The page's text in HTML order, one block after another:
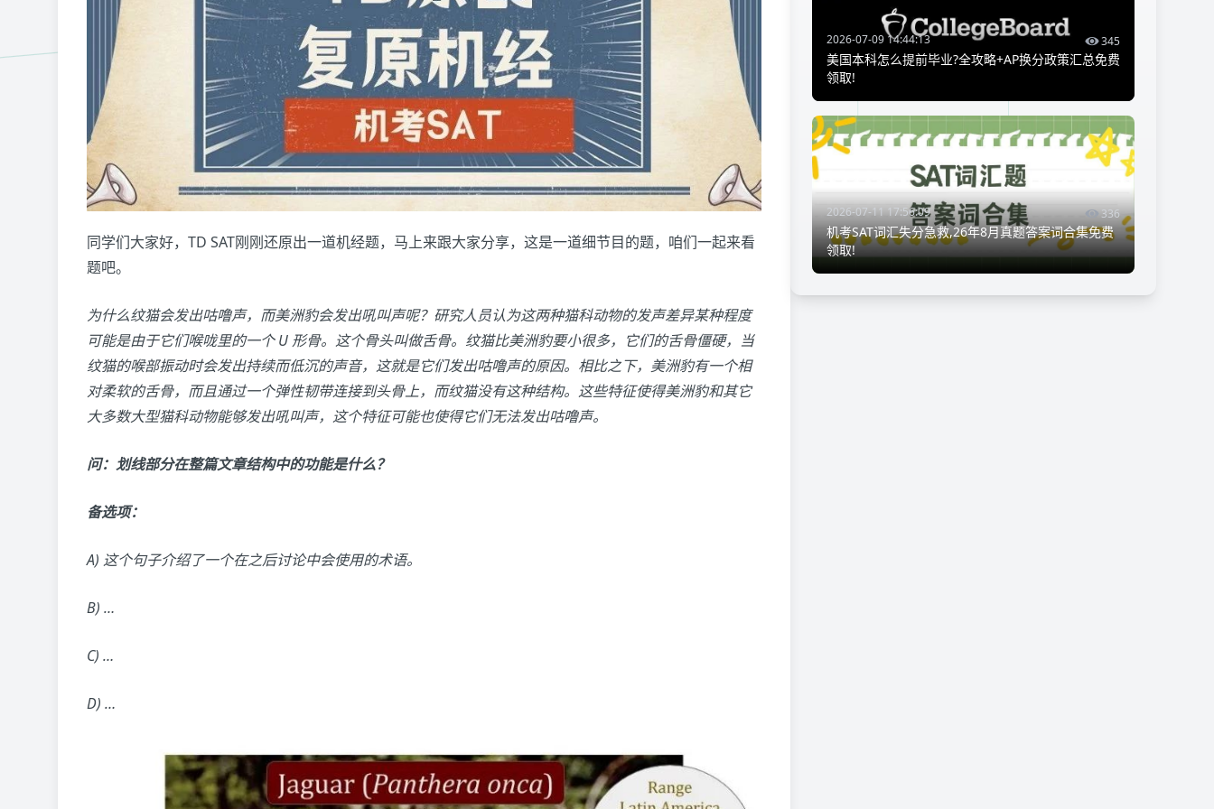
同学们大家好，TD SAT刚刚还原出一道机经题，马上来跟大家分享，这是一道细节目的题，咱们一起来看
题吧。
为什么纹猫会发出咕噜声，而美洲豹会发出吼叫声呢？研究人员认为这两种猫科动物的发声差异某种程度
可能是由于它们喉咙里的一个 U 形骨。这个骨头叫做舌骨。纹猫比美洲豹要小很多，它们的舌骨僵硬，当
纹猫的喉部振动时会发出持续而低沉的声音，这就是它们发出咕噜声的原因。相比之下，美洲豹有一个相
对柔软的舌骨，而且通过一个弹性韧带连接到头骨上，而纹猫没有这种结构。这些特征使得美洲豹和其它
大多数大型猫科动物能够发出吼叫声，这个特征可能也使得它们无法发出咕噜声。
问：划线部分在整篇文章结构中的功能是什么？
备选项：
A) 这个句子介绍了一个在之后讨论中会使用的术语。
B) …
C) …
D) …
2026-07-09 14:44:13 345
美国本科怎么提前毕业?全攻略+AP换分政策汇总免费
领取!
2026-07-11 17:56:09 336
机考SAT词汇失分急救,26年8月真题答案词合集免费
领取!